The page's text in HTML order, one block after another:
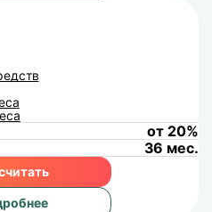
от 20%
36 мес.